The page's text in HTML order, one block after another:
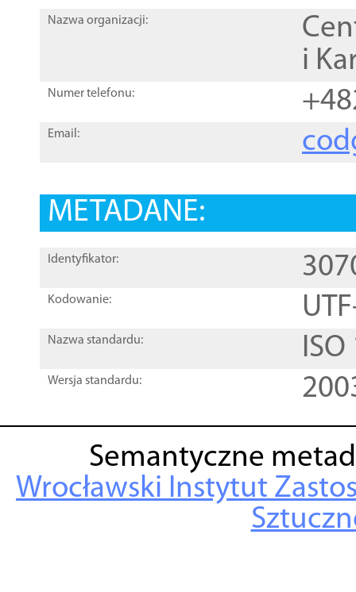
Nazwa organizacji:
i
Numer telefonu:
Email:
METADANE:
Identyfikator:
Kodowanie:
Nazwa standardu:
Wersja standardu:
Semantyczne
Wrocławski Instytut